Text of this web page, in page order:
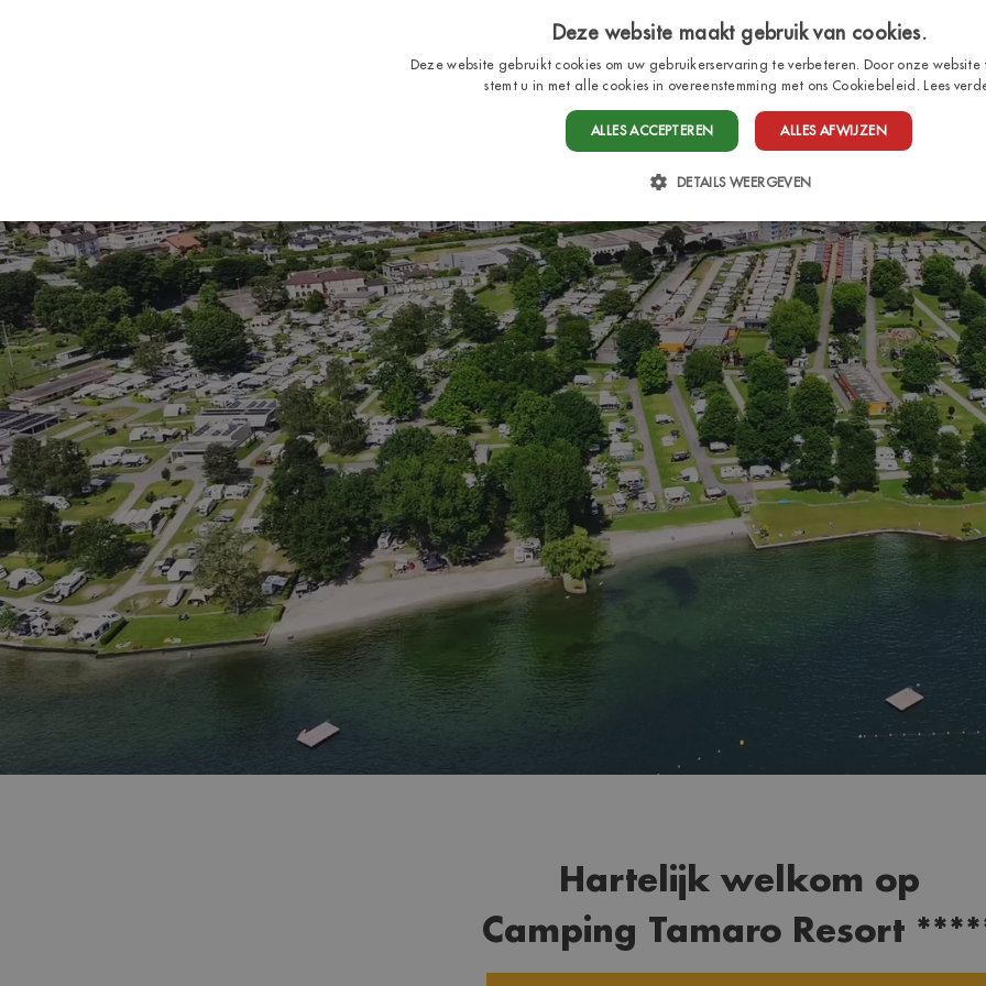
HOMESTAANPLAATSENBUNGALOWS
Hartelijk welkom op
Camping Tamaro Resort
Deze website maakt gebruik van cookies.
Deze website gebruikt cookies om uw gebruikerservaring te verbeteren. Door onze
stemt u in met alle cookies in overeenstemming met ons Cookiebeleid. Lees
ALLES ACCEPTEREN ALLES AFWIJZEN
DETAILS WEERGEVEN